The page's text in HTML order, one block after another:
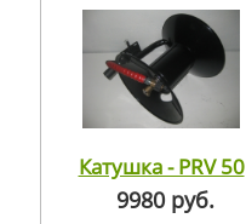
Катушка - PRV 50
9980 руб.